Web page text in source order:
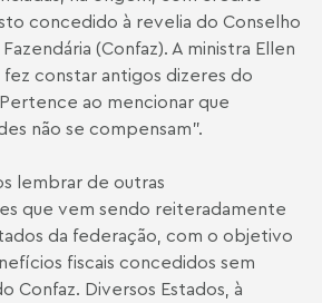
concedido à revelia do Conselho
(Confaz). A ministra Ellen
constar antigos dizeres do
ao mencionar que
não se compensam".
lembrar de outras
que vem sendo reiteradamente
da federação, com o objetivo
fiscais concedidos sem
Confaz. Diversos Estados, à